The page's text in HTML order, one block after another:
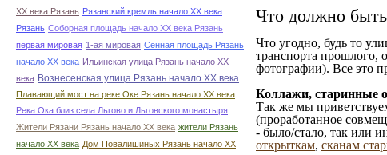
ХХ века Рязань Рязанский кремль начало ХХ века
Рязань Соборная площадь начало ХХ века Рязань
первая мировая 1-ая мировая Сенная площадь Рязань
начало ХХ века Ильинская улица Рязань начало ХХ
века Вознесенская улица Рязань начало ХХ века
Плавающий мост на реке Оке Рязань начало ХХ века
Река Ока близ села Льгово и Льговского монастыря
Жители Рязани Рязань начало ХХ века жители Рязань
начало ХХ века Дом Повалишиных Рязань начало ХХ
Что должно быть
Что угодно, будь то
транспорта прошлого,
фотографии). Все это
Коллажи, старинные
Так же мы
(проработанное
- было/стало, так или
открыткам, сканам